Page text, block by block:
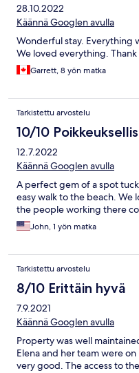
28.10.2022
Käännä Googlen avulla
Wonderful stay. Everything
We loved everything.
Garrett, 8 yön matka
Tarkistettu arvostelu
10/10
12.7.2022
Käännä Googlen avulla
A perfect gem of a spot
easy walk to the beach.
the people working there
John, 1 yön matka
Tarkistettu arvostelu
8/10 Erittäin hyvä
7.9.2021
Käännä Googlen avulla
Property was well
Elena and her team were
very good. The access to